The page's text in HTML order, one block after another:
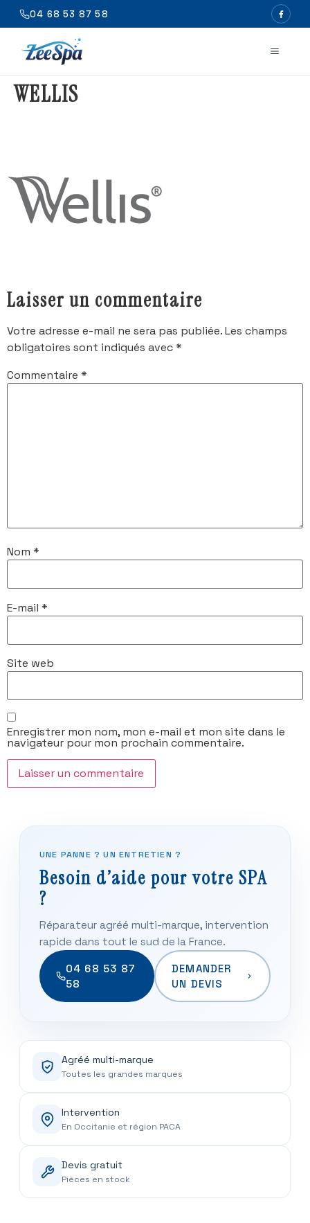
04 68 53 87 58
WELLIS
Laisser un commentaire
Votre adresse e-mail ne sera pas publiée.Les champs
obligatoires sont indiqués avec*
Commentaire *
Nom *
E-mail *
Site web
Enregistrer mon nom, mon e-mail et mon site dans le
navigateur pour mon prochain commentaire.
UNE PANNE ? UN ENTRETIEN ?
Besoin d’aide pour votre SPA
?
Réparateur agréé multi-marque, intervention
rapide dans tout le sud de la France.
04 68 53 87
58
DEMANDER
UN DEVIS
Agréé multi-marque
Toutes les grandes marques
Intervention
En Occitanie et région PACA
Devis gratuit
Pièces en stock